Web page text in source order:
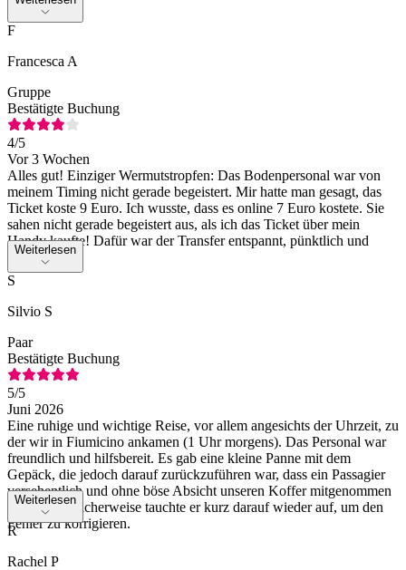
F
Francesca A
Gruppe
Bestätigte Buchung
4/5
Vor 3 Wochen
Alles gut! Einziger Wermutstropfen: Das Bodenpersonal war von
meinem Timing nicht gerade begeistert. Mir hatte man gesagt, das
Ticket koste 9 Euro. Ich wusste, dass es online 7 Euro kostete. Sie
sahen nicht gerade begeistert aus, als ich das Ticket über mein
Handy kaufte! Dafür war der Transfer entspannt, pünktlich und
bequem.
Weiterlesen
S
Silvio S
Paar
Bestätigte Buchung
5/5
Juni 2026
Eine ruhige und wichtige Reise, vor allem angesichts der Uhrzeit, zu
der wir in Fiumicino ankamen (1 Uhr morgens). Das Personal war
freundlich und hilfsbereit. Es gab eine kleine Panne mit dem
Gepäck, die jedoch darauf zurückzuführen war, dass ein Passagier
versehentlich und ohne böse Absicht unseren Koffer mitgenommen
hatte. Glücklicherweise tauchte er kurz darauf wieder auf, um den
Fehler zu korrigieren.
Weiterlesen
R
Rachel P